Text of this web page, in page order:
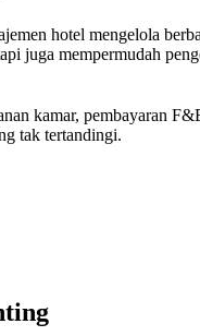
hotel mengelola
mempermudah
kamar, pembayaran
tak tertandingi.